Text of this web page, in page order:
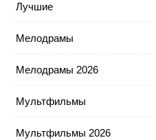
Лучшие
Мелодрамы
Мелодрамы 2026
Мультфильмы
Мультфильмы 2026